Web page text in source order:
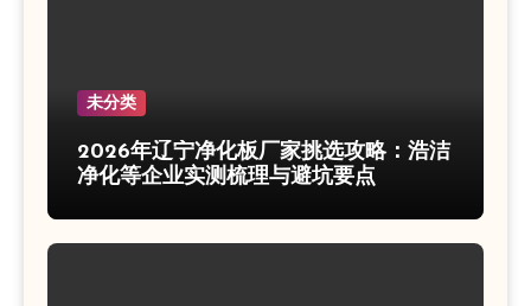
未分类
2026年辽宁净化板厂家挑选攻略：浩洁
净化等企业实测梳理与避坑要点